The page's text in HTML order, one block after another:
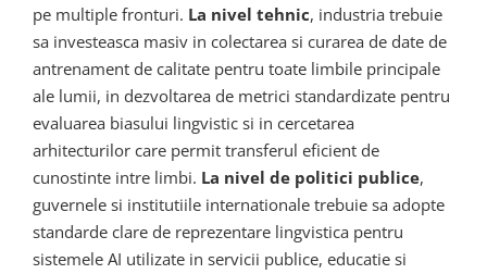
pe multiple fronturi. La nivel tehnic, industria trebuie
sa investeasca masiv in colectarea si curarea de date de
antrenament de calitate pentru toate limbile principale
ale lumii, in dezvoltarea de metrici standardizate pentru
evaluarea biasului lingvistic si in cercetarea
arhitecturilor care permit transferul eficient de
cunostinte intre limbi. La nivel de politici publice,
guvernele si institutiile internationale trebuie sa adopte
standarde clare de reprezentare lingvistica pentru
sistemele AI utilizate in servicii publice, educatie si